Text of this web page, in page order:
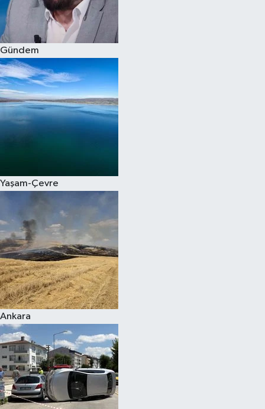
Gündem
Yaşam-Çevre
Ankara
Spor
Burç Yorumları
Çocuk
Eğitim
Kim kimdir?
Kültür Sanat
Sağlık
Siyaset
Teknoloji
Televizyon
Yaşam-Çevre